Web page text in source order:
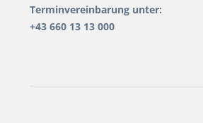
Terminvereinbarung unter:
+43 660 13 13 000